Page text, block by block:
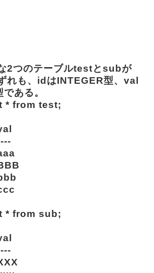
2つのテーブルtestとsubが
れも、idはINTEGER型、val
ある。
* from test;
val
+	----
|	aaa
|	BBB
|	bbb
|	ccc
* from sub;
val
+	----
|	XXX